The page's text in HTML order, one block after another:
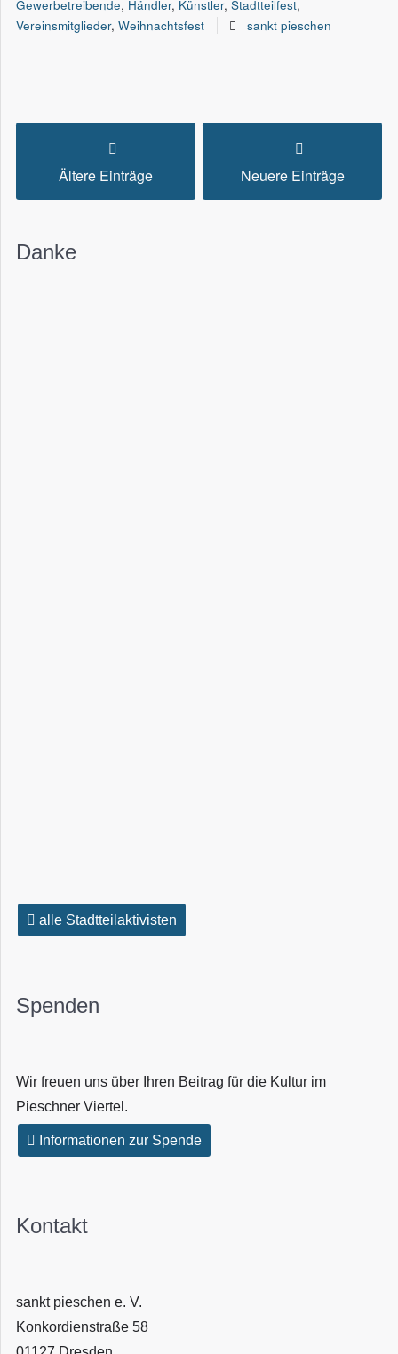
Gewerbetreibende, Händler, Künstler, Stadtteilfest,
Vereinsmitglieder, Weihnachtsfest sankt pieschen
Ältere Einträge Neuere Einträge
Danke
alle Stadtteilaktivisten
Spenden
Wir freuen uns über Ihren Beitrag für die Kultur im
Pieschner Viertel.
Informationen zur Spende
Kontakt
sankt pieschen e. V.
Konkordienstraße 58